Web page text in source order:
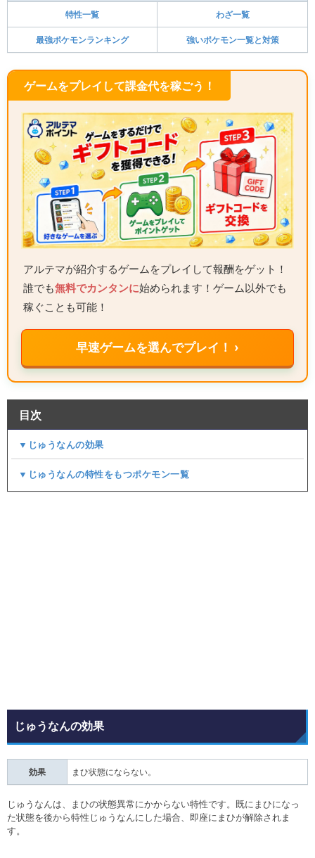
特性一覧 わざ一覧
最強ポケモンランキング 強いポケモン一覧と対策
ゲームをプレイして課金代を稼ごう！
アルテマが紹介するゲームをプレイして報酬をゲット！
誰でも無料でカンタンに始められます！ゲーム以外でも
稼ぐことも可能！
早速ゲームを選んでプレイ！ ›
目次
▼じゅうなんの効果
▼じゅうなんの特性をもつポケモン一覧
じゅうなんの効果
効果 まひ状態にならない。
じゅうなんは、まひの状態異常にかからない特性です。既にまひになっ
た状態を後から特性じゅうなんにした場合、即座にまひが解除されま
す。